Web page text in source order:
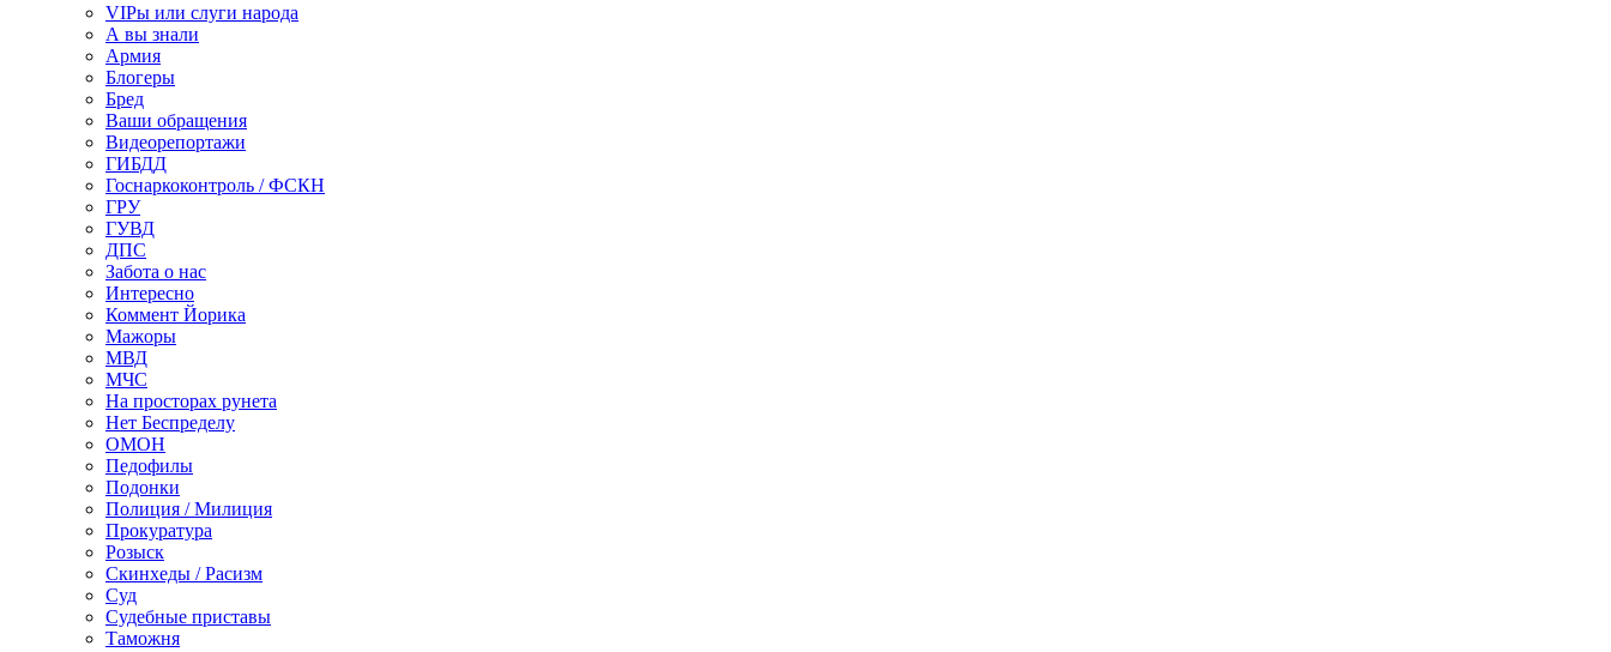
VIPы или слуги народа
А вы знали
Армия
Блогеры
Бред
Ваши обращения
Видеорепортажи
ГИБДД
Госнаркоконтроль / ФСКН
ГРУ
ГУВД
ДПС
Забота о нас
Интересно
Коммент Йорика
Мажоры
МВД
МЧС
На просторах рунета
Нет Беспределу
ОМОН
Педофилы
Подонки
Полиция / Милиция
Прокуратура
Розыск
Скинхеды / Расизм
Суд
Судебные приставы
Таможня